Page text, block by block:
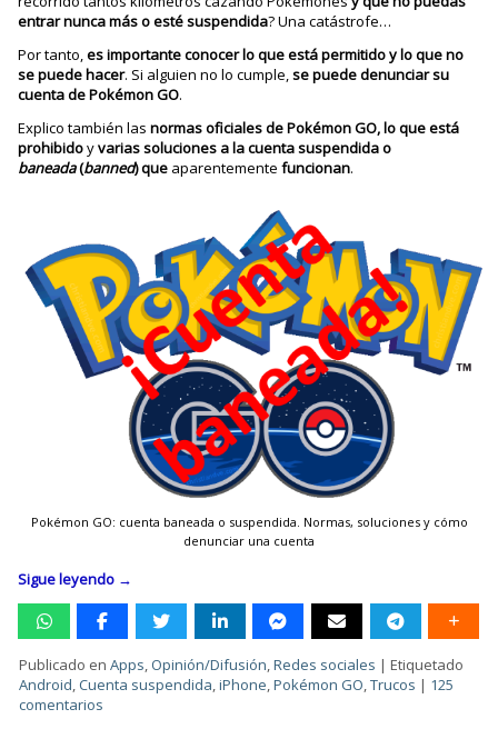
entrar nunca más o esté suspendida? Una catástrofe…
Por tanto,es importante conocer lo que está permitido y lo que no
se puede hacer. Si alguien no lo cumple,se puede denunciar su
cuenta de Pokémon GO.
Explico también lasnormas oficiales de Pokémon GO, lo que está
prohibidoyvarias soluciones a la cuenta suspendida o
baneada(banned) que aparentemente funcionan.
Pokémon GO: cuenta baneada o suspendida. Normas, soluciones y cómo
denunciar una cuenta
Sigue leyendo →
Publicado en Apps, Opinión/Difusión,Redes sociales |Etiquetado
Android,Cuenta suspendida,iPhone,Pokémon GO,Trucos | 125
comentarios